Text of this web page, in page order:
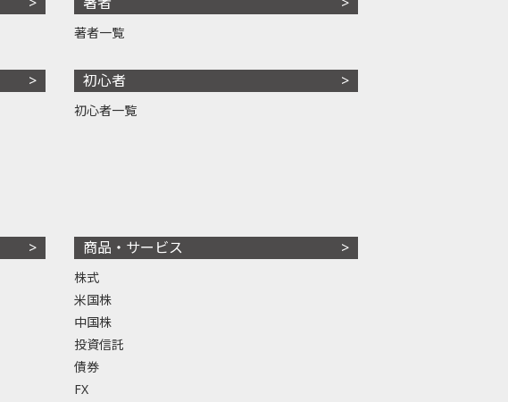
著者一覧
初心者
初心者一覧
商品・サービス
株式
米国株
中国株
投資信託
債券
FX